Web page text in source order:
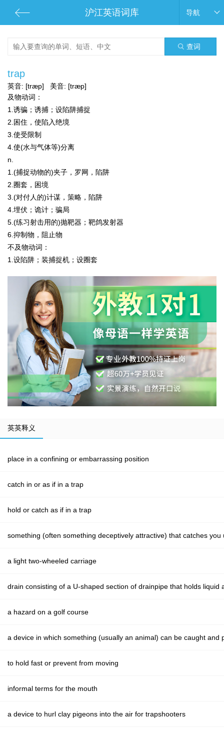
沪江英语词库 导航
查词
trap
英音: [træp] 美音: [træp]
及物动词：
1.诱骗；诱捕；设陷阱捕捉
2.困住，使陷入绝境
3.使受限制
4.使(水与气体等)分离
n.
1.(捕捉动物的)夹子，罗网，陷阱
2.圈套，困境
3.(对付人的)计谋，策略，陷阱
4.埋伏；诡计；骗局
5.(练习射击用的)抛靶器；靶鸽发射器
6.抑制物，阻止物
不及物动词：
1.设陷阱；装捕捉机；设圈套
英英释义
place in a confining or embarrassing position
catch in or as if in a trap
hold or catch as if in a trap
something (often something deceptively attractive) that catches you
a light two-wheeled carriage
drain consisting of a U-shaped section of drainpipe that holds
a hazard on a golf course
a device in which something (usually an animal) can be caught and
to hold fast or prevent from moving
informal terms for the mouth
a device to hurl clay pigeons into the air for trapshooters